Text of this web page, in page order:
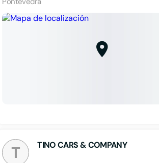
T TINO CARS & COMPANY